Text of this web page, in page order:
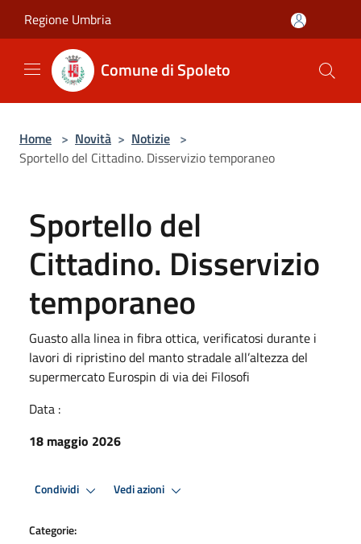
Regione Umbria
Comune di Spoleto
Home > Novità > Notizie >
Sportello del Cittadino. Disservizio temporaneo
Sportello del
Cittadino. Disservizio
temporaneo
Guasto alla linea in fibra ottica, verificatosi durante i
lavori di ripristino del manto stradale all’altezza del
supermercato Eurospin di via dei Filosofi
Data :
18 maggio 2026
Condividi Vedi azioni
Categorie: